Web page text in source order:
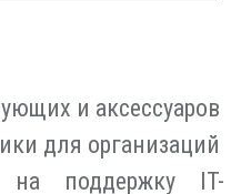
и аксессуаров
для организаций
на поддержку IT-